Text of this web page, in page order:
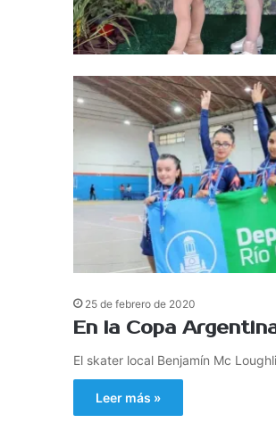
25 de febrero de 2020
En la Copa
El skater local Benjamín Mc
Leer más »